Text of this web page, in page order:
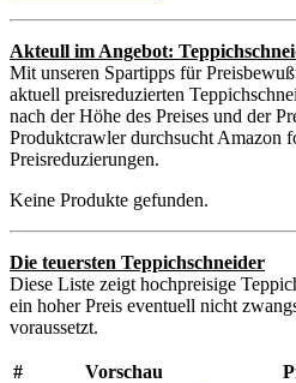
Akteull im Angebot:
Mit unseren Spartipps für
aktuell preisreduzierten
nach der Höhe des Preises und der
Produktcrawler durchsucht Amazon
Preisreduzierungen.
Keine Produkte gefunden.
Die teuersten Teppichschneider
Diese Liste zeigt hochpreisige
ein hoher Preis eventuell nicht
voraussetzt.
# Vorschau